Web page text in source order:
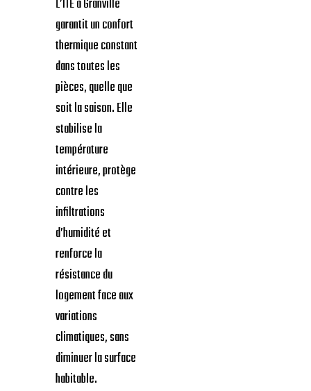
L’ITE à Granville
garantit un confort
thermique constant
dans toutes les
pièces, quelle que
soit la saison. Elle
stabilise la
température
intérieure, protège
contre les
infiltrations
d’humidité et
renforce la
résistance du
logement face aux
variations
climatiques, sans
diminuer la surface
habitable.